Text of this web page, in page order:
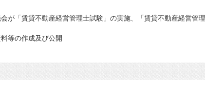
が「賃貸不動産経営管理士試験」の実施、「賃貸不動産経営管
等の作成及び公開